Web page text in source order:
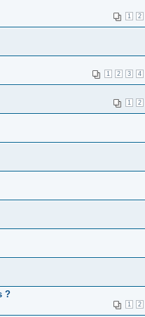
1 2
1 2 3 4
1 2
?
1 2